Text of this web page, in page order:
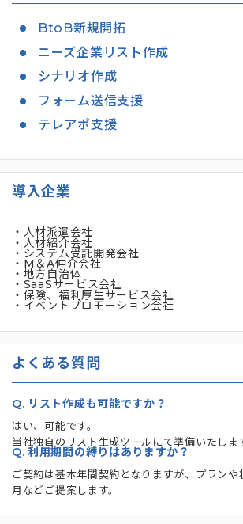
BtoB新規開拓
ニーズ企業リスト作成
シナリオ作成
フォーム送信支援
テレアポ支援
導入企業
・人材派遣会社
・人材紹介会社
・システム受託開発会社
・M＆A仲介会社
・地方自治体
・SaaSサービス会社
・保険、福利厚生サービス会社
・イベントプロモーション会社
よくある質問
Q. リスト作成も可能ですか？
はい、可能です。
当社独自のリスト生成ツールにて準備いたしま
Q. 利用期間の縛りはありますか？
ご契約は基本年間契約となりますが、プラン
月などご提案します。